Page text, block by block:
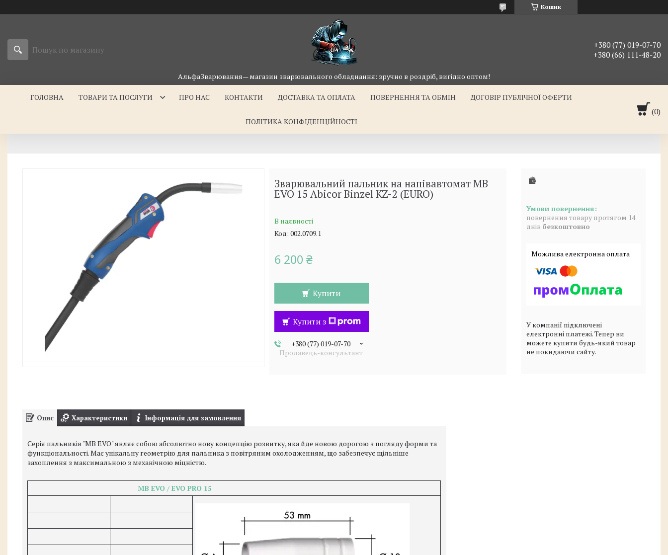
Кошик
АльфаЗварювання— магазин зварювального обладнання: зручно в роздріб, вигідно оптом!
+380 (77) 019-07-70
+380 (66) 111-48-20
ГОЛОВНА ТОВАРИ ТА ПОСЛУГИ ПРО НАС КОНТАКТИ ДОСТАВКА ТА ОПЛАТА ПОВЕРНЕННЯ ТА ОБМІН ДОГОВІР ПУБЛІЧНОЇ ОФЕРТИ
ПОЛІТИКА КОНФІДЕНЦІЙНОСТІ
Зварювальний пальник на напівавтомат МВ
EVO 15 Abicor Binzel KZ-2 (EURO)
В наявності
Код: 002.0709.1
6 200 ₴
Купити
Купити з
+380 (77) 019-07-70
Продавець-консультант
повернення товару протягом 14
днів безкоштовно
У компанії підключені
електронні платежі. Тепер ви
можете купити будь-який товар
не покидаючи сайту.
Опис Характеристики Інформація для замовлення
Серія пальників "MB EVO" являє собою абсолютно нову концепцію розвитку, яка йде новою дорогою з погляду форми та
функціональності. Має унікальну геометрію для пальника з повітряним охолодженням, що забезпечує щільніше
захоплення з максимальною з механічною міцністю.
MB EVO / EVO PRO 15